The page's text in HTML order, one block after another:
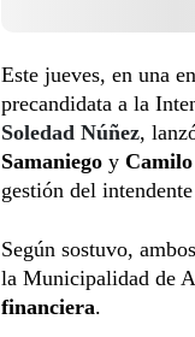
Este jueves, en una
precandidata a la
Soledad Núñez,
Samaniego y
gestión del intendente
Según sostuvo,
la Municipalidad de
financiera.